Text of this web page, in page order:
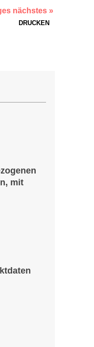
nächstes »
DRUCKEN
mit